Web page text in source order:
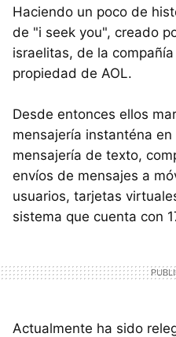
Haciendo un poco de
de "i seek you", creado
israelitas, de la
propiedad de AOL.
Desde entonces ellos
mensajería instanténa
mensajería de texto,
envíos de mensajes a
usuarios, tarjetas
sistema que cuenta con
Actualmente ha sido